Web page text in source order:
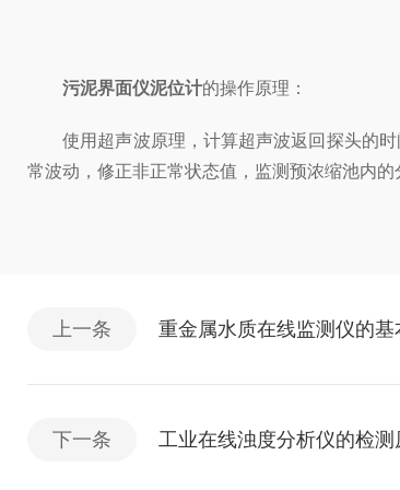
污泥界面仪泥位计的操作原理：
使用超声波原理，计算超声波返回探头的时
常波动，修正非正常状态值，监测预浓缩池内的
上一条 重金属水质在线监测仪的
下一条 工业在线浊度分析仪的检